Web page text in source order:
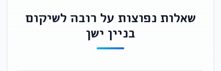
שאלות נפוצות על רובה לשיקום
בניין ישן